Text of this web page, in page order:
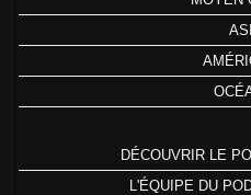
DÉCOUVRIR LE
L'ÉQUIPE DU